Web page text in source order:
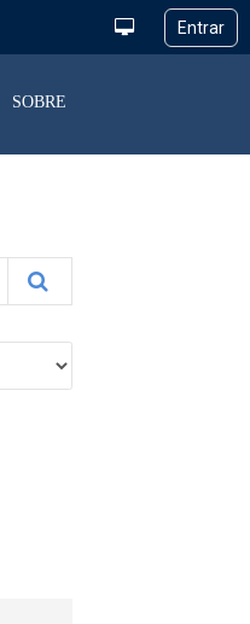
SOBRE